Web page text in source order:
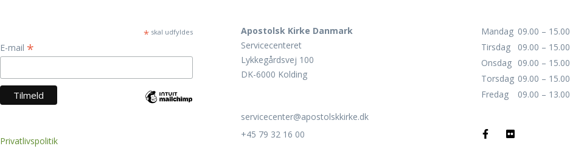
*skal udfyldes
E-mail *
Privatlivspolitik
Apostolsk Kirke Danmark
Servicecenteret
Lykkegårdsvej 100
DK-6000 Kolding
servicecenter@apostolskkirke.dk
+45 79 32 16 00
Mandag 09.00 – 15.00
Tirsdag
09.00 – 15.00
Onsdag 09.00 – 15.00
Torsdag 09.00 – 15.00
Fredag
09.00 – 13.00